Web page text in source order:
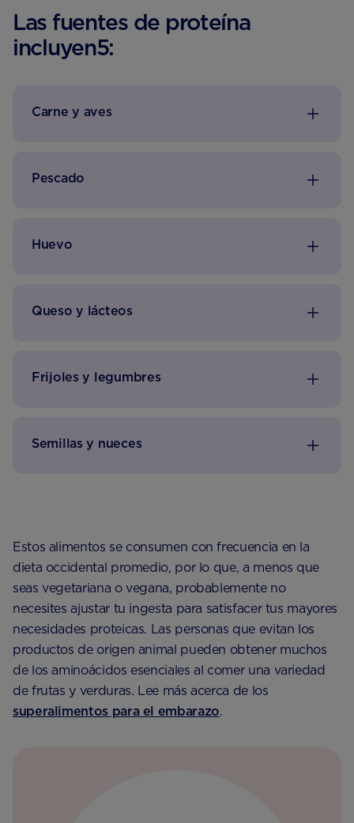
Las fuentes de proteína
incluyen5:
Carne y aves
Pescado
Huevo
Queso y lácteos
Frijoles y legumbres
Semillas y nueces
Estos alimentos se consumen con frecuencia en la
dieta occidental promedio, por lo que, a menos que
seas vegetariana o vegana, probablemente no
necesites ajustar tu ingesta para satisfacer tus mayores
necesidades proteicas. Las personas que evitan los
productos de origen animal pueden obtener muchos
de los aminoácidos esenciales al comer una variedad
de frutas y verduras. Lee más acerca de los
superalimentos para el embarazo.